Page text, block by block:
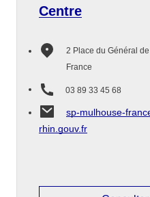
Centre
2 Place du Général
France
03 89 33 45 68
sp-mulhouse-
rhin.gouv.fr